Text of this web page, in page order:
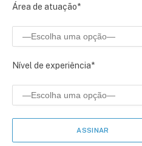
Área de atuação*
Nível de experiência*